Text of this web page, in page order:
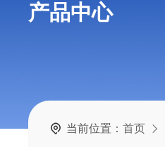
产品中心
当前位置：首页